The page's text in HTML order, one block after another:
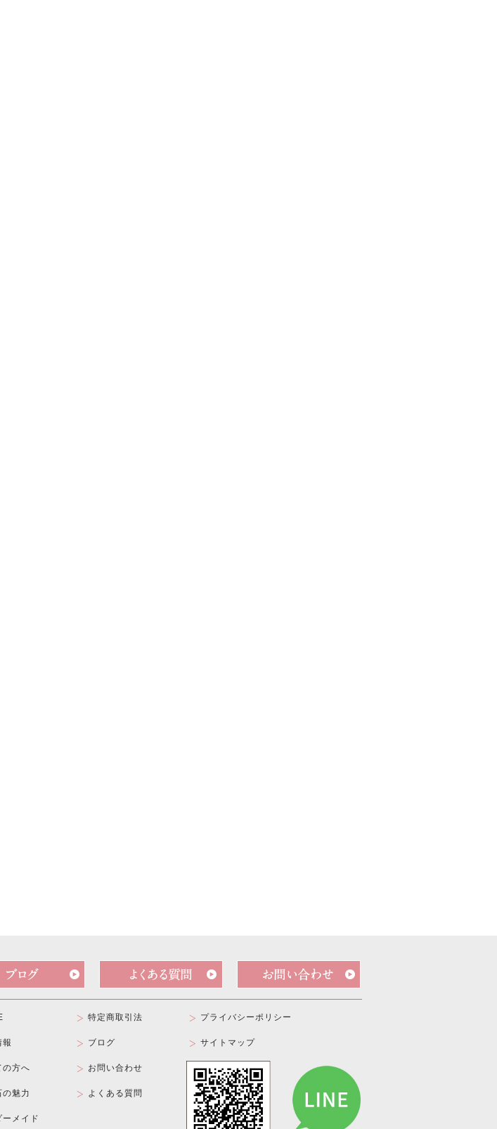
報
の方へ
の魅力
ーメイド
特定商取引法
ブログ
お問い合わせ
よくある質問
プライバシーポリシー
サイトマップ